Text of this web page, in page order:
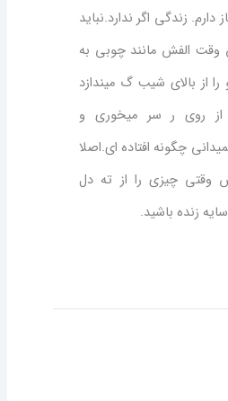
دارم. زندگی اگر ندارد.نباید
وقت الفش مانند چوبی به
از بالای شیب گ میندازد
از روی ر سر میخوری و
چگونه افتاده ای.اصلا
وقتی چیزی را از ته دل
زنده باشید.